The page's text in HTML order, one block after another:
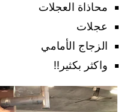
محاذاة العجلات
عجلات
الزجاج الأمامي
واكثر بكثير!!